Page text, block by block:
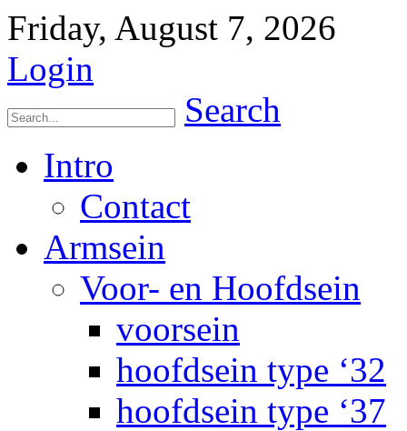
Friday, August 7, 2026
Login
Search
Intro
Contact
Armsein
Voor- en Hoofdsein
voorsein
hoofdsein type ‘32
hoofdsein type ‘37